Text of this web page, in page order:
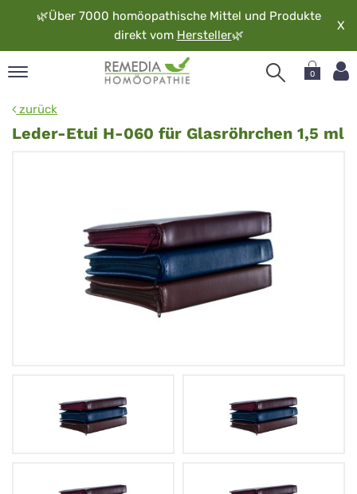
🌿Über 7000 homöopathische Mittel und Produkte
direkt vom Hersteller🌿
X
0
zurück
Leder-Etui H-060 für Glasröhrchen 1,5 ml